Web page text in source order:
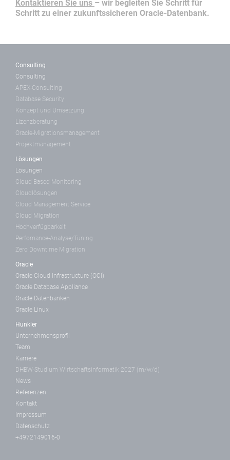
Kontaktieren Sie uns – wir begleiten Sie Schritt für
Schritt zu einer zukunftssicheren Oracle-Datenbank.
Consulting
Consulting
APEX-Consulting
Database Security
Konzept und Umsetzung
Lizenzberatung
Oracle-Migrationsmanagement
Projektmanagement
Lösungen
Lösungen
Cloud Based Monitoring
Cloudlösungen
Cloud Management Service
Cloud Migration
Hochverfügbarkeit
Perfomance-Analyse/Tuning
Zero Downtime Migration
Oracle
Oracle Cloud Infrastructure (OCI)
Oracle Database Appliance
Oracle Datenbanken
Oracle Linux
Hunkler
Unternehmensprofil
Team
Karriere
DHBW-Studium Wirtschaftsinformatik 2027 (m/w/d)
News
Referenzen
Kontakt
Impressum
Datenschutz
+4972149016-0